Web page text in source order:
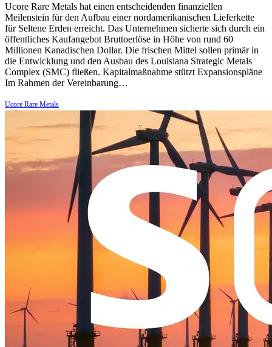
Ucore Rare Metals hat einen entscheidenden finanziellen
Meilenstein für den Aufbau einer nordamerikanischen Lieferkette
für Seltene Erden erreicht. Das Unternehmen sicherte sich durch ein
öffentliches Kaufangebot Bruttoerlöse in Höhe von rund 60
Millionen Kanadischen Dollar. Die frischen Mittel sollen primär in
die Entwicklung und den Ausbau des Louisiana Strategic Metals
Complex (SMC) fließen. Kapitalmaßnahme stützt Expansionspläne
Im Rahmen der Vereinbarung…
Ucore Rare Metals